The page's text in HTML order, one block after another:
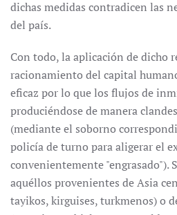
dichas medidas contradicen las
del país.
Con todo, la aplicación de dicho
racionamiento del capital
eficaz por lo que los flujos de
produciéndose de manera
(mediante el soborno
policía de turno para aligerar el
convenientemente "engrasado").
aquéllos provenientes de Asia
tayikos, kirguises, turkmenos) o